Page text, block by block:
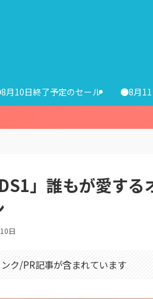
月10日終了予定のセール ●8月11
」誰もが愛する
日
ク/PR記事が含まれています